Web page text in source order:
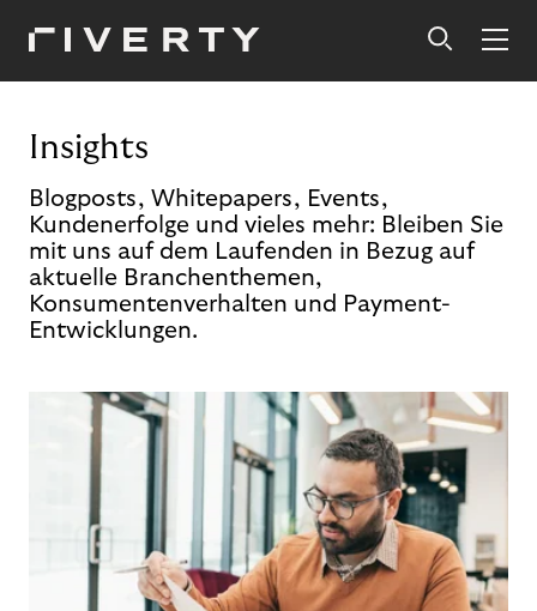
Insights
Blogposts, Whitepapers, Events,
Kundenerfolge und vieles mehr: Bleiben Sie
mit uns auf dem Laufenden in Bezug auf
aktuelle Branchenthemen,
Konsumentenverhalten und Payment-
Entwicklungen.